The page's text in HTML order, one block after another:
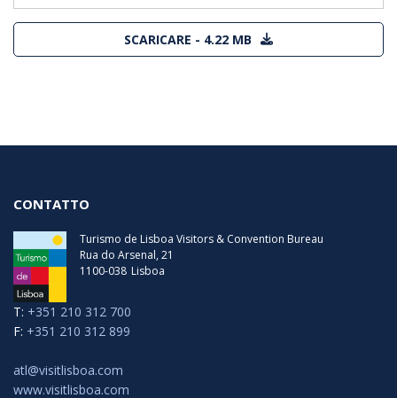
SCARICARE - 4.22 MB
CONTATTO
Turismo de Lisboa Visitors & Convention Bureau
Rua do Arsenal, 21
1100-038 Lisboa
T: +351 210 312 700
F: +351 210 312 899
atl@visitlisboa.com
www.visitlisboa.com